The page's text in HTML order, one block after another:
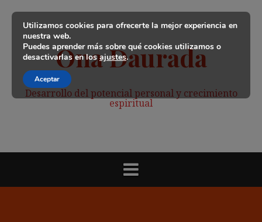
contenido
Ona Daurada
Desarrollo del potencial personal y crecimiento
espiritual
Utilizamos cookies para ofrecerte la mejor experiencia en
nuestra web.
Puedes aprender más sobre qué cookies utilizamos o
desactivarlas en losajustes.
Aceptar